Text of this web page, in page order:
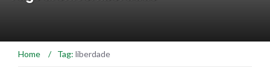
Home / Tag: liberdade